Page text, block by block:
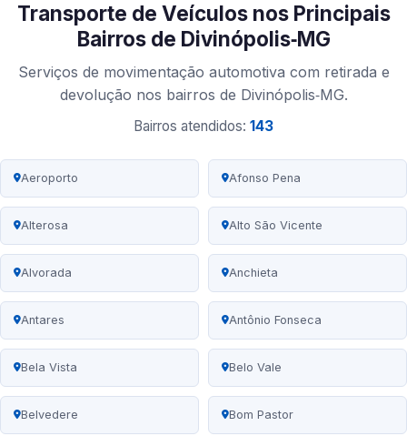
Transporte de Veículos nos Principais
Bairros de Divinópolis‑MG
Serviços de movimentação automotiva com retirada e
devolução nos bairros de Divinópolis‑MG.
Bairros atendidos: 143
Aeroporto Afonso Pena
Alterosa Alto São Vicente
Alvorada Anchieta
Antares Antônio Fonseca
Bela Vista Belo Vale
Belvedere Bom Pastor